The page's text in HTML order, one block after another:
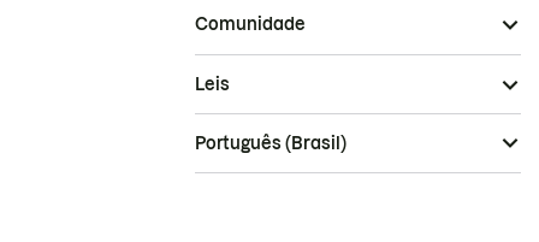
Comunidade
Leis
Português (Brasil)